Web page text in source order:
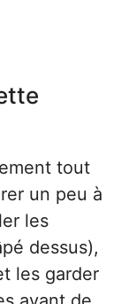
tout
un peu à
les
dessus),
les garder